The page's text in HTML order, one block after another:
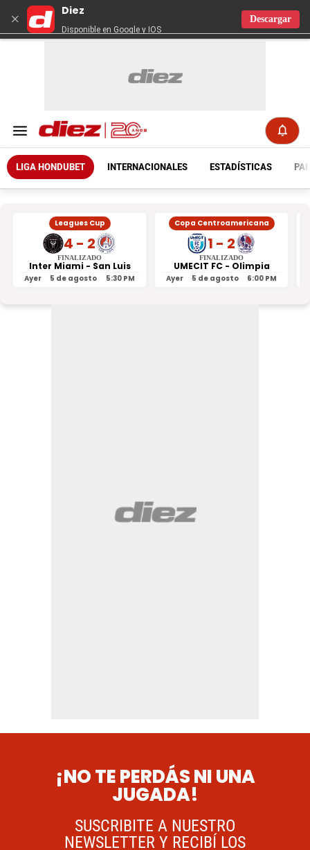
×
Diez
Disponible en Google y IOS
Descargar
LIGA HONDUBET INTERNACIONALES ESTADÍSTICAS
Leagues Cup
4 - 2
FINALIZADO
Inter Miami - San Luis
Ayer 5 de agosto 5:30 PM
Copa Centroamericana
1 - 2
FINALIZADO
UMECIT FC - Olimpia
Ayer 5 de agosto 6:00 PM
¡NO TE PERDÁS NI UNA
JUGADA!
SUSCRIBITE A NUESTRO
NEWSLETTER Y RECIBÍ LOS